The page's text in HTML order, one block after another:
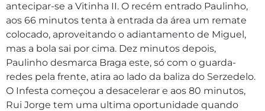
antecipar-se a Vitinha II. O recém entrado Paulinho,
aos 66 minutos tenta à entrada da área um remate
colocado, aproveitando o adiantamento de Miguel,
mas a bola sai por cima. Dez minutos depois,
Paulinho desmarca Braga este, só com o guarda-
redes pela frente, atira ao lado da baliza do Serzedelo.
O Infesta começou a desacelerar e aos 80 minutos,
Rui Jorge tem uma ultima oportunidade quando